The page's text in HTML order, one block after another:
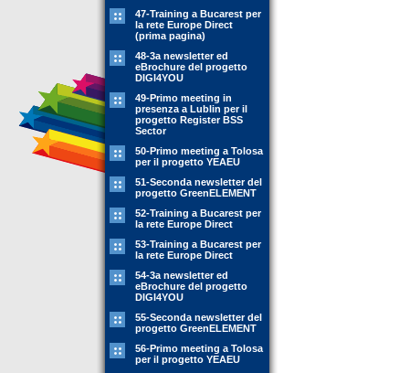
47-Training a Bucarest per
la rete Europe Direct
(prima pagina)
48-3a newsletter ed
eBrochure del progetto
DIGI4YOU
49-Primo meeting in
presenza a Lublin per il
progetto Register BSS
Sector
50-Primo meeting a Tolosa
per il progetto YEAEU
51-Seconda newsletter del
progetto GreenELEMENT
52-Training a Bucarest per
la rete Europe Direct
53-Training a Bucarest per
la rete Europe Direct
54-3a newsletter ed
eBrochure del progetto
DIGI4YOU
55-Seconda newsletter del
progetto GreenELEMENT
56-Primo meeting a Tolosa
per il progetto YEAEU